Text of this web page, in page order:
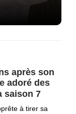
après son
adoré des
saison 7
à tirer sa